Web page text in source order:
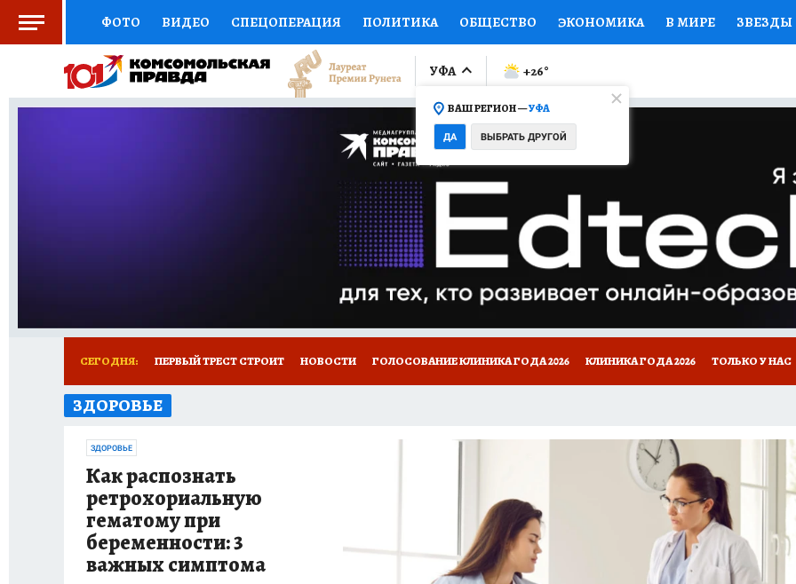
ФОТО ВИДЕО СПЕЦОПЕРАЦИЯ ПОЛИТИКА ОБЩЕСТВО ЭКОНОМИКА В МИРЕ ЗВЕЗДЫ
СОЦПОДДЕРЖКА НАУКА СПОРТ КОЛУМНИСТЫ ПРОИСШЕСТВИЯ НАЦИОНАЛЬНЫЕ
ВЫБОР ЭКСПЕРТОВ ДОКТОР ФИНАНСЫ ОТКРЫВАЕМ МИР СЕМЬЯ ЖЕНСКИЕ
ПРОГНОЗЫ НА СПОРТ ПРОМОКОДЫ СЕРИАЛЫ
ТЕЛЕВИЗОР КОЛЛЕКЦИИ КОНКУРСЫ
НОВОЕ НА САЙТЕ
УФА
ВАШ РЕГИОН —УФА
ДА ВЫБРАТЬ ДРУГОЙ
+26°
СЕГОДНЯ: ПЕРВЫЙ ТРЕСТ СТРОИТ НОВОСТИ ГОЛОСОВАНИЕ КЛИНИКА ГОДА 2026 КЛИНИКА ГОДА 2026 ТОЛЬКО У НАС
КП В МАХ
ЗДОРОВЬЕ
ЗДОРОВЬЕ
Как распознать
ретрохориальную
гематому при
беременности: 3
важных симптома